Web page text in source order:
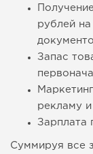
рублей
Запас
рекламу и
Зарплата
Суммируя все